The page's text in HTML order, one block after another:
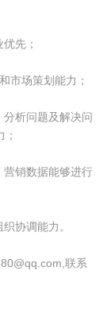
先；
场策划能力；
析问题及解决问
销数据能够进行
协调能力。
联系